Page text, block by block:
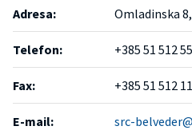
Adresa: Omladinska
Telefon: +385 51 512
Fax: +385 51 512
E-mail: src-